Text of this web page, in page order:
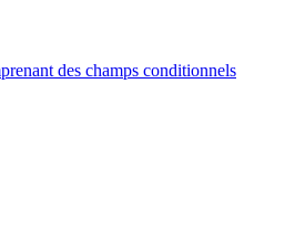
des champs conditionnels